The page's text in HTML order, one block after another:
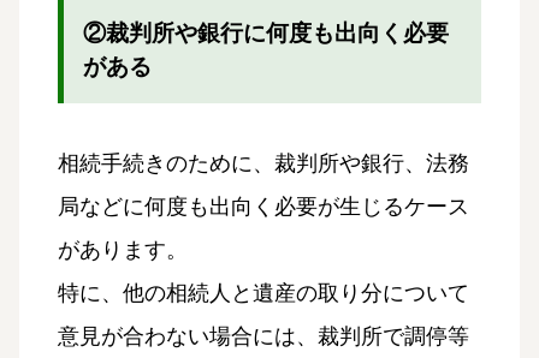
②裁判所や銀行に何度も出向く必要
がある
相続手続きのために、裁判所や銀行、法務
局などに何度も出向く必要が生じるケース
があります。
特に、他の相続人と遺産の取り分について
意見が合わない場合には、裁判所で調停等